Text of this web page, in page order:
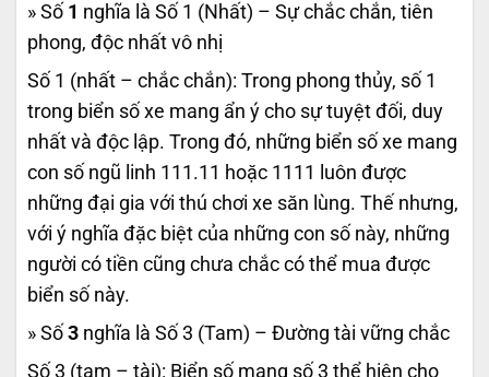
» Số 1 nghĩa là Số 1 (Nhất) – Sự chắc chắn, tiên
phong, độc nhất vô nhị
Số 1 (nhất – chắc chắn): Trong phong thủy, số 1
trong biển số xe mang ẩn ý cho sự tuyệt đối, duy
nhất và độc lập. Trong đó, những biển số xe mang
con số ngũ linh 111.11 hoặc 1111 luôn được
những đại gia với thú chơi xe săn lùng. Thế nhưng,
với ý nghĩa đặc biệt của những con số này, những
người có tiền cũng chưa chắc có thể mua được
biển số này.
» Số 3 nghĩa là Số 3 (Tam) – Đường tài vững chắc
Số 3 (tam – tài): Biển số mang số 3 thể hiện cho